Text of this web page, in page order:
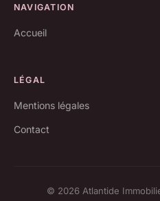
NAVIGATION
Accueil
LÉGAL
Mentions légales
Contact
© 2026 Atlantide